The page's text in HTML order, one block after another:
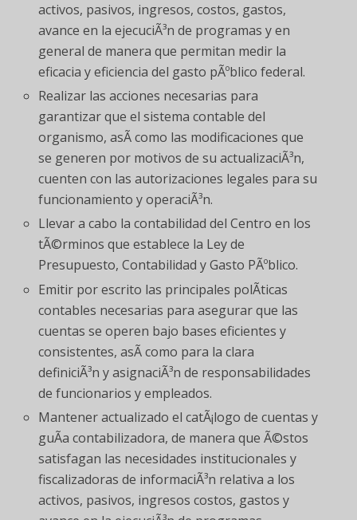
activos, pasivos, ingresos, costos, gastos,
avance en la ejecuciÃ³n de programas y en
general de manera que permitan medir la
eficacia y eficiencia del gasto pÃºblico federal.
Realizar las acciones necesarias para
garantizar que el sistema contable del
organismo, asÃ­ como las modificaciones que
se generen por motivos de su actualizaciÃ³n,
cuenten con las autorizaciones legales para su
funcionamiento y operaciÃ³n.
Llevar a cabo la contabilidad del Centro en los
tÃ©rminos que establece la Ley de
Presupuesto, Contabilidad y Gasto PÃºblico.
Emitir por escrito las principales polÃ­ticas
contables necesarias para asegurar que las
cuentas se operen bajo bases eficientes y
consistentes, asÃ­ como para la clara
definiciÃ³n y asignaciÃ³n de responsabilidades
de funcionarios y empleados.
Mantener actualizado el catÃ¡logo de cuentas y
guÃ­a contabilizadora, de manera que Ã©stos
satisfagan las necesidades institucionales y
fiscalizadoras de informaciÃ³n relativa a los
activos, pasivos, ingresos costos, gastos y